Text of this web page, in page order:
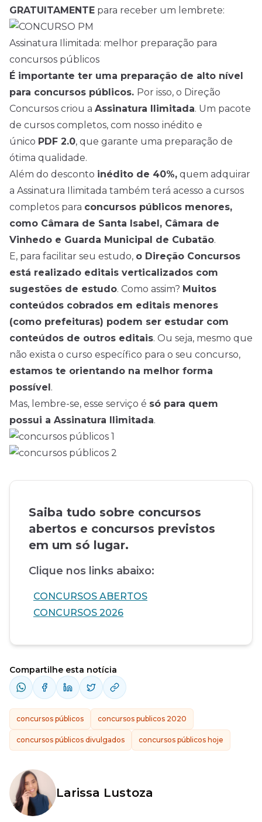
GRATUITAMENTE para receber um lembrete:
Assinatura Ilimitada: melhor preparação para
concursos públicos
É importante ter uma preparação de alto nível
para concursos públicos. Por isso, o Direção
Concursos criou a Assinatura Ilimitada. Um pacote
de cursos completos, com nosso inédito e
único PDF 2.0, que garante uma preparação de
ótima qualidade.
Além do desconto inédito de 40%, quem adquirar
a Assinatura Ilimitada também terá acesso a cursos
completos para concursos públicos menores,
como Câmara de Santa Isabel, Câmara de
Vinhedo e Guarda Municipal de Cubatão.
E, para facilitar seu estudo, o Direção Concursos
está realizado editais verticalizados com
sugestões de estudo. Como assim? Muitos
conteúdos cobrados em editais menores
(como prefeituras) podem ser estudar com
conteúdos de outros editais. Ou seja, mesmo que
não exista o curso específico para o seu concurso,
estamos te orientando na melhor forma
possível.
Mas, lembre-se, esse serviço é só para quem
possui a Assinatura Ilimitada.
Saiba tudo sobre concursos
abertos e concursos previstos
em um só lugar.
Clique nos links abaixo:
CONCURSOS ABERTOS
CONCURSOS 2026
Compartilhe esta notícia
concursos públicos concursos publicos 2020
concursos públicos divulgados concursos públicos hoje
Larissa Lustoza